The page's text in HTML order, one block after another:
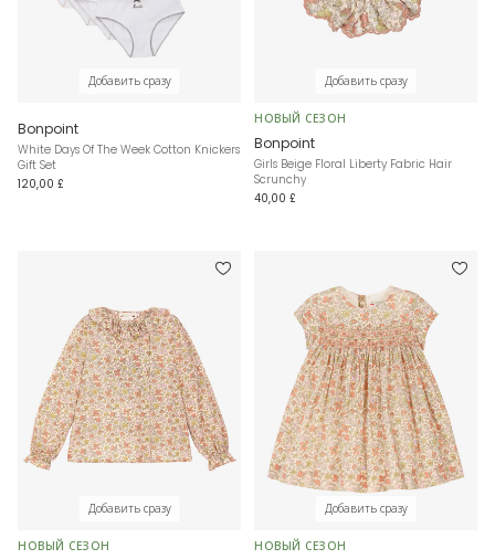
Добавить сразу
Bonpoint
White Days Of The Week Cotton Knickers
Gift Set
120,00 £
Добавить сразу
НОВЫЙ СЕЗОН
Bonpoint
Girls Beige Floral Liberty Fabric Hair
Scrunchy
40,00 £
Добавить сразу
НОВЫЙ СЕЗОН
Добавить сразу
НОВЫЙ СЕЗОН